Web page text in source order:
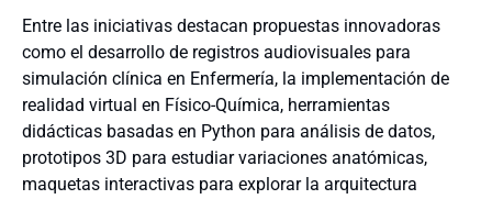
Entre las iniciativas destacan propuestas innovadoras
como el desarrollo de registros audiovisuales para
simulación clínica en Enfermería, la implementación de
realidad virtual en Físico-Química, herramientas
didácticas basadas en Python para análisis de datos,
prototipos 3D para estudiar variaciones anatómicas,
maquetas interactivas para explorar la arquitectura